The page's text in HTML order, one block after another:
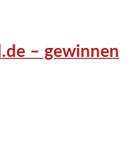
– gewinnen